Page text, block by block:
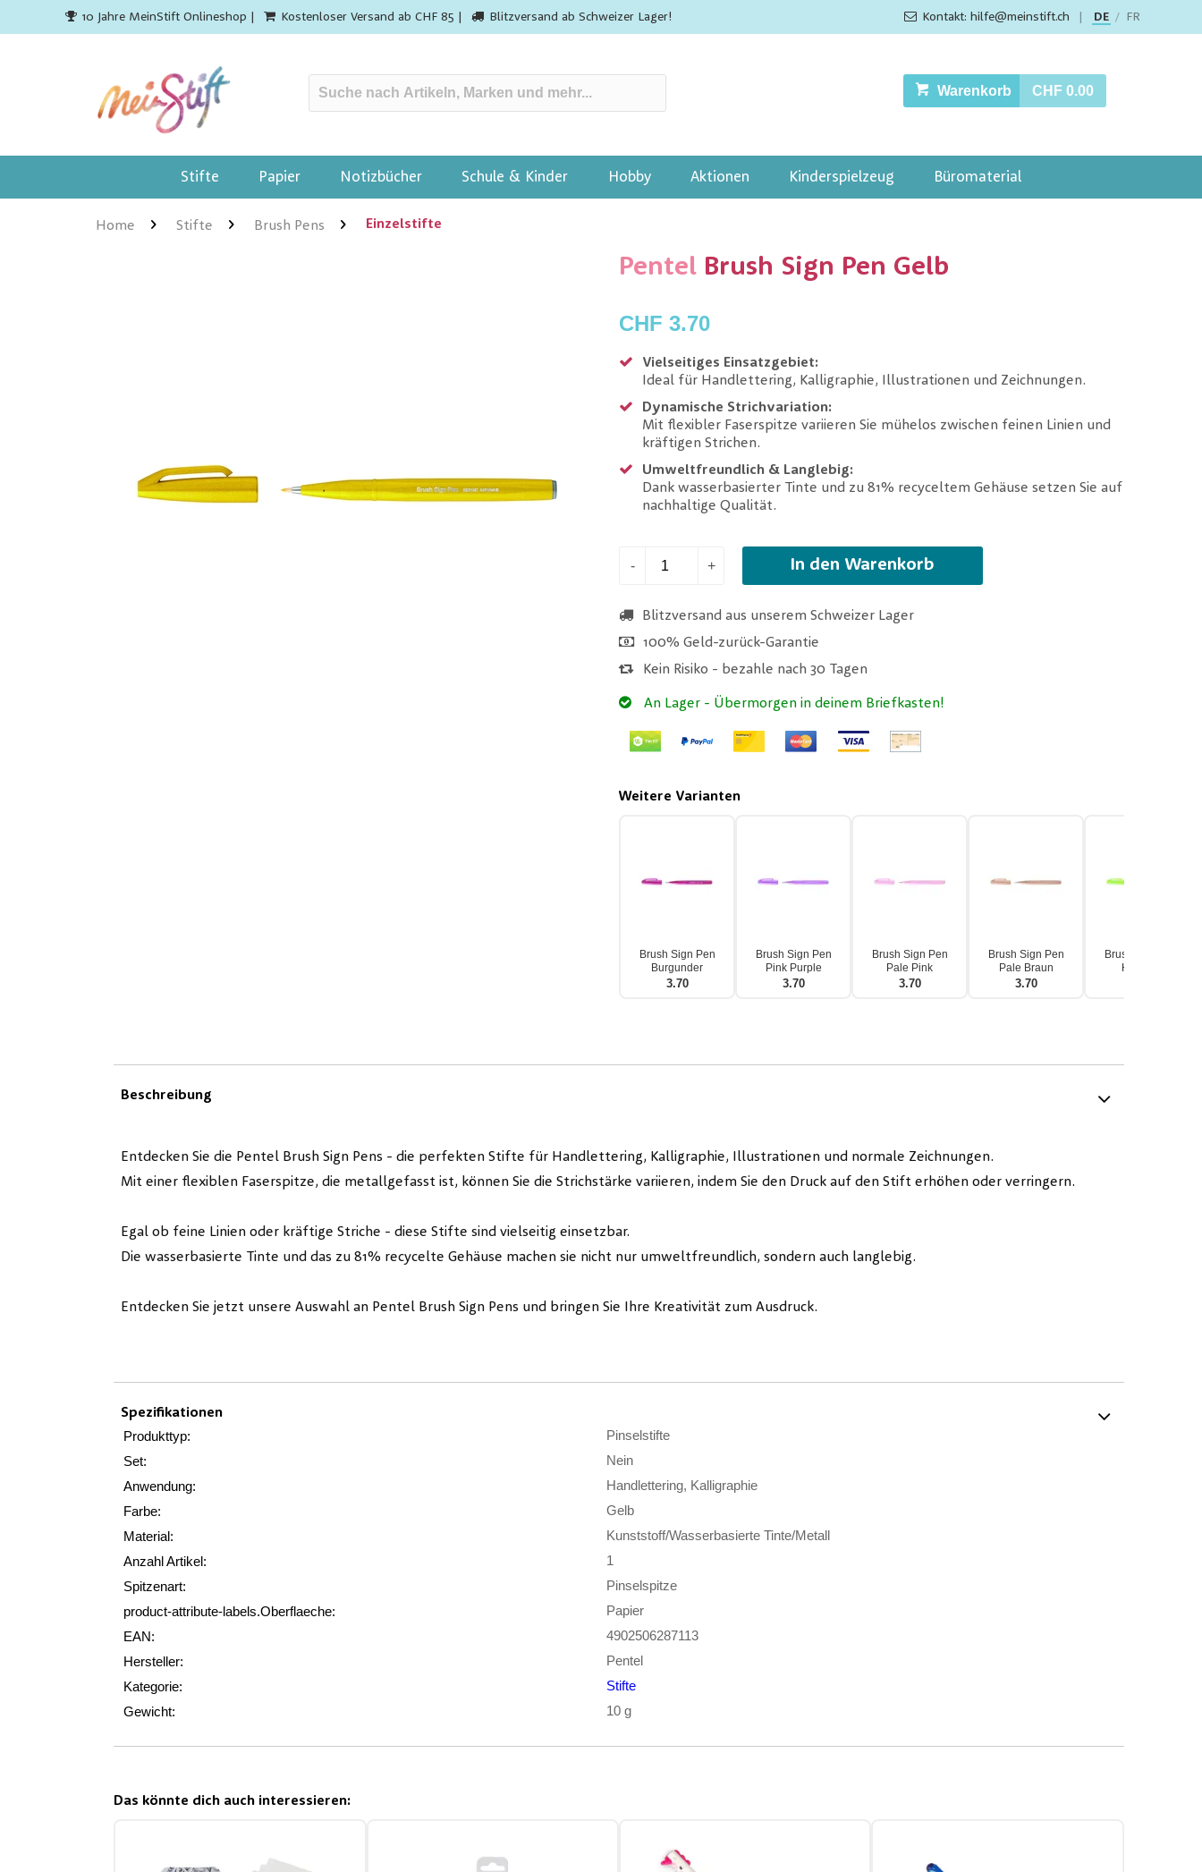
10 Jahre MeinStift Onlineshop | Kostenloser Versand ab CHF 85 | Blitzversand ab Schweizer Lager! Kontakt: hilfe@meinstift.ch DE / FR
Warenkorb CHF 0.00
Stifte Papier Notizbücher Schule & Kinder Hobby Aktionen Kinderspielzeug Büromaterial
Home Stifte Brush Pens Einzelstifte
Pentel Brush Sign Pen Gelb
CHF 3.70
Vielseitiges Einsatzgebiet:
Ideal für Handlettering, Kalligraphie, Illustrationen und Zeichnungen.
Dynamische Strichvariation:
Mit flexibler Faserspitze variieren Sie mühelos zwischen feinen Linien und
kräftigen Strichen.
Umweltfreundlich & Langlebig:
Dank wasserbasierter Tinte und zu 81% recyceltem Gehäuse setzen Sie auf
nachhaltige Qualität.
- + In den Warenkorb
Blitzversand aus unserem Schweizer Lager
100% Geld-zurück-Garantie
Kein Risiko - bezahle nach 30 Tagen
An Lager - Übermorgen in deinem Briefkasten!
Weitere Varianten
Brush Sign Pen
Burgunder
3.70
Brush Sign Pen
Pink Purple
3.70
Brush Sign Pen
Pale Pink
3.70
Brush Sign Pen
Pale Braun
3.70
Brush Sign Pen
Hellgrün
Beschreibung
Entdecken Sie die Pentel Brush Sign Pens - die perfekten Stifte für Handlettering, Kalligraphie, Illustrationen und normale Zeichnungen.
Mit einer flexiblen Faserspitze, die metallgefasst ist, können Sie die Strichstärke variieren, indem Sie den Druck auf den Stift erhöhen oder verringern.
Egal ob feine Linien oder kräftige Striche - diese Stifte sind vielseitig einsetzbar.
Die wasserbasierte Tinte und das zu 81% recycelte Gehäuse machen sie nicht nur umweltfreundlich, sondern auch langlebig.
Entdecken Sie jetzt unsere Auswahl an Pentel Brush Sign Pens und bringen Sie Ihre Kreativität zum Ausdruck.
Spezifikationen
Produkttyp:
Pinselstifte
Set:
Nein
Anwendung:
Handlettering, Kalligraphie
Farbe:
Gelb
Material:
Kunststoff/Wasserbasierte Tinte/Metall
Anzahl Artikel:
1
Spitzenart:
Pinselspitze
product-attribute-labels.Oberflaeche:
Papier
EAN:
4902506287113
Hersteller:
Pentel
Kategorie:
Stifte
Gewicht:
10 g
Das könnte dich auch interessieren: